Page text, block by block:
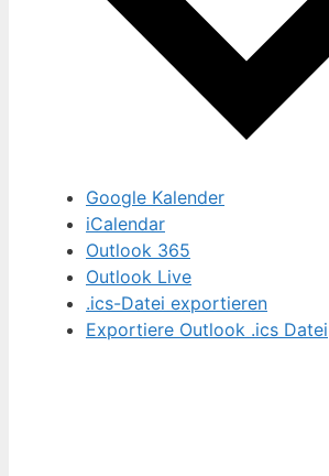
Google Kalender
iCalendar
Outlook 365
Outlook Live
.ics-Datei exportieren
Exportiere Outlook .ics Datei